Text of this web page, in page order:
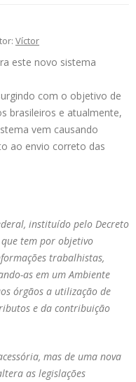
Víctor
com o objetivo de
brasileiros e atualmente,
vem causando
ao envio correto das
instituído pelo Decreto
tem por objetivo
trabalhistas,
as em um Ambiente
órgãos a utilização de
e da contribuição
mas de uma nova
as legislações